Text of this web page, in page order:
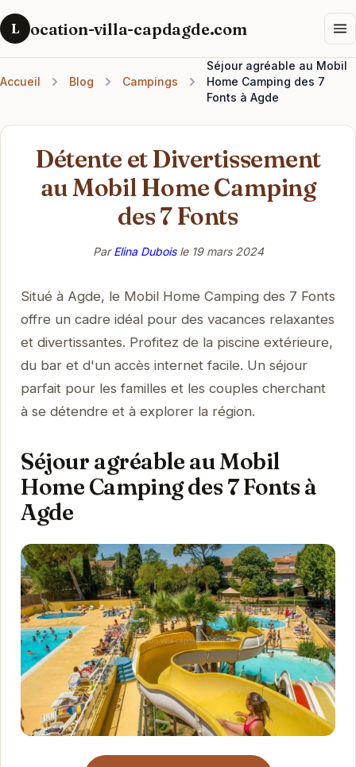
L ocation-villa-capdagde.com
Accueil Blog Campings
Séjour agréable au Mobil
Home Camping des 7
Fonts à Agde
Détente et Divertissement
au Mobil Home Camping
des 7 Fonts
ParElina Duboisle 19 mars 2024
Situé à Agde, le Mobil Home Camping des 7 Fonts
offre un cadre idéal pour des vacances relaxantes
et divertissantes. Profitez de la piscine extérieure,
du bar et d'un accès internet facile. Un séjour
parfait pour les familles et les couples cherchant
à se détendre et à explorer la région.
Séjour agréable au Mobil
Home Camping des 7 Fonts à
Agde